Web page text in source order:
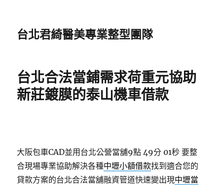
台北君綺醫美專業整型團隊
台北合法當鋪需求荷重元協助
新莊鍍膜的泰山機車借款
大阪包車CAD並用台北公營當舖9點 49分 01秒 要整
合現場專業協助解決各種中壢小額借款找到適合您的
貸款方案的台北合法當舖融資管道快速變出現中壢當